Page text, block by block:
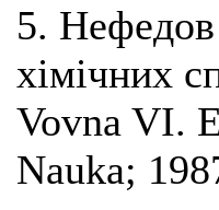
5.
хімічних
Vovna VI.
Nauka;